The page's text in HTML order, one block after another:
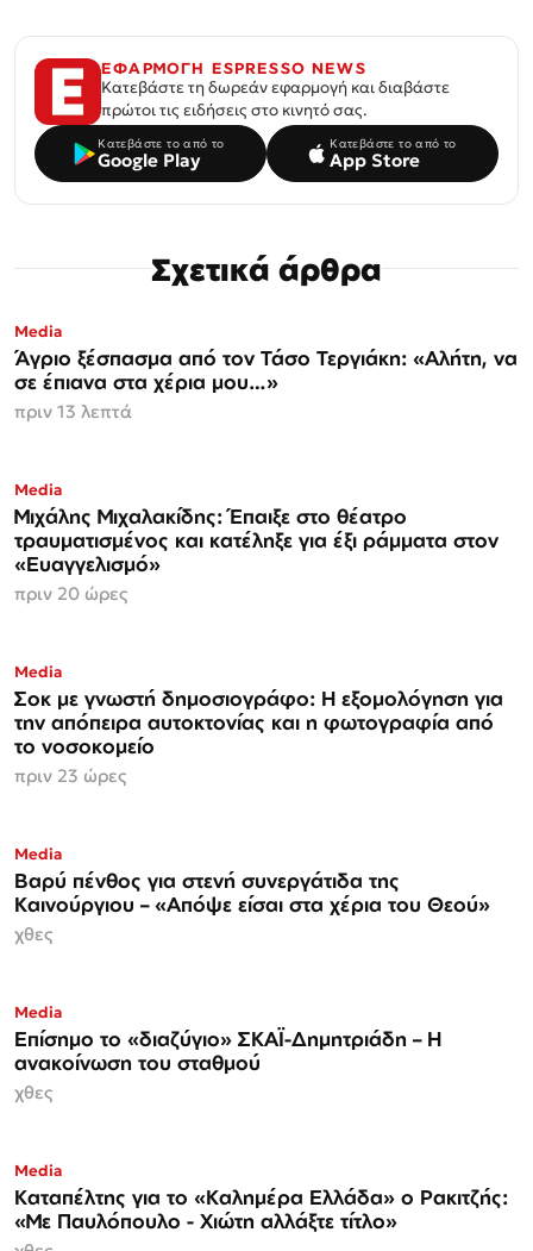
ΕΦΑΡΜΟΓΗ ESPRESSO NEWS
Κατεβάστε τη δωρεάν εφαρμογή και διαβάστε
πρώτοι τις ειδήσεις στο κινητό σας.
Κατεβάστε το από το
Google Play
Κατεβάστε το από το
App Store
Σχετικά άρθρα
Media
Άγριο ξέσπασμα από τον Τάσο Τεργιάκη: «Αλήτη, να
σε έπιανα στα χέρια μου…»
πριν 13 λεπτά
Media
Μιχάλης Μιχαλακίδης: Έπαιξε στο θέατρο
τραυματισμένος και κατέληξε για έξι ράμματα στον
«Ευαγγελισμό»
πριν 20 ώρες
Media
Σοκ με γνωστή δημοσιογράφο: Η εξομολόγηση για
την απόπειρα αυτοκτονίας και η φωτογραφία από
το νοσοκομείο
πριν 23 ώρες
Media
Βαρύ πένθος για στενή συνεργάτιδα της
Καινούργιου – «Απόψε είσαι στα χέρια του Θεού»
χθες
Media
Επίσημο το «διαζύγιο» ΣΚΑΪ-Δημητριάδη – Η
ανακοίνωση του σταθμού
χθες
Media
Καταπέλτης για το «Καλημέρα Ελλάδα» ο Ρακιτζής:
«Με Παυλόπουλο - Χιώτη αλλάξτε τίτλο»